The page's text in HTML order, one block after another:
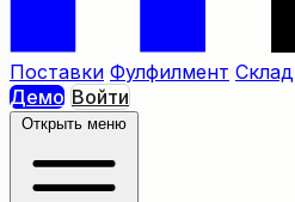
Поставки Фулфилмент Склад
Демо Войти
Открыть меню